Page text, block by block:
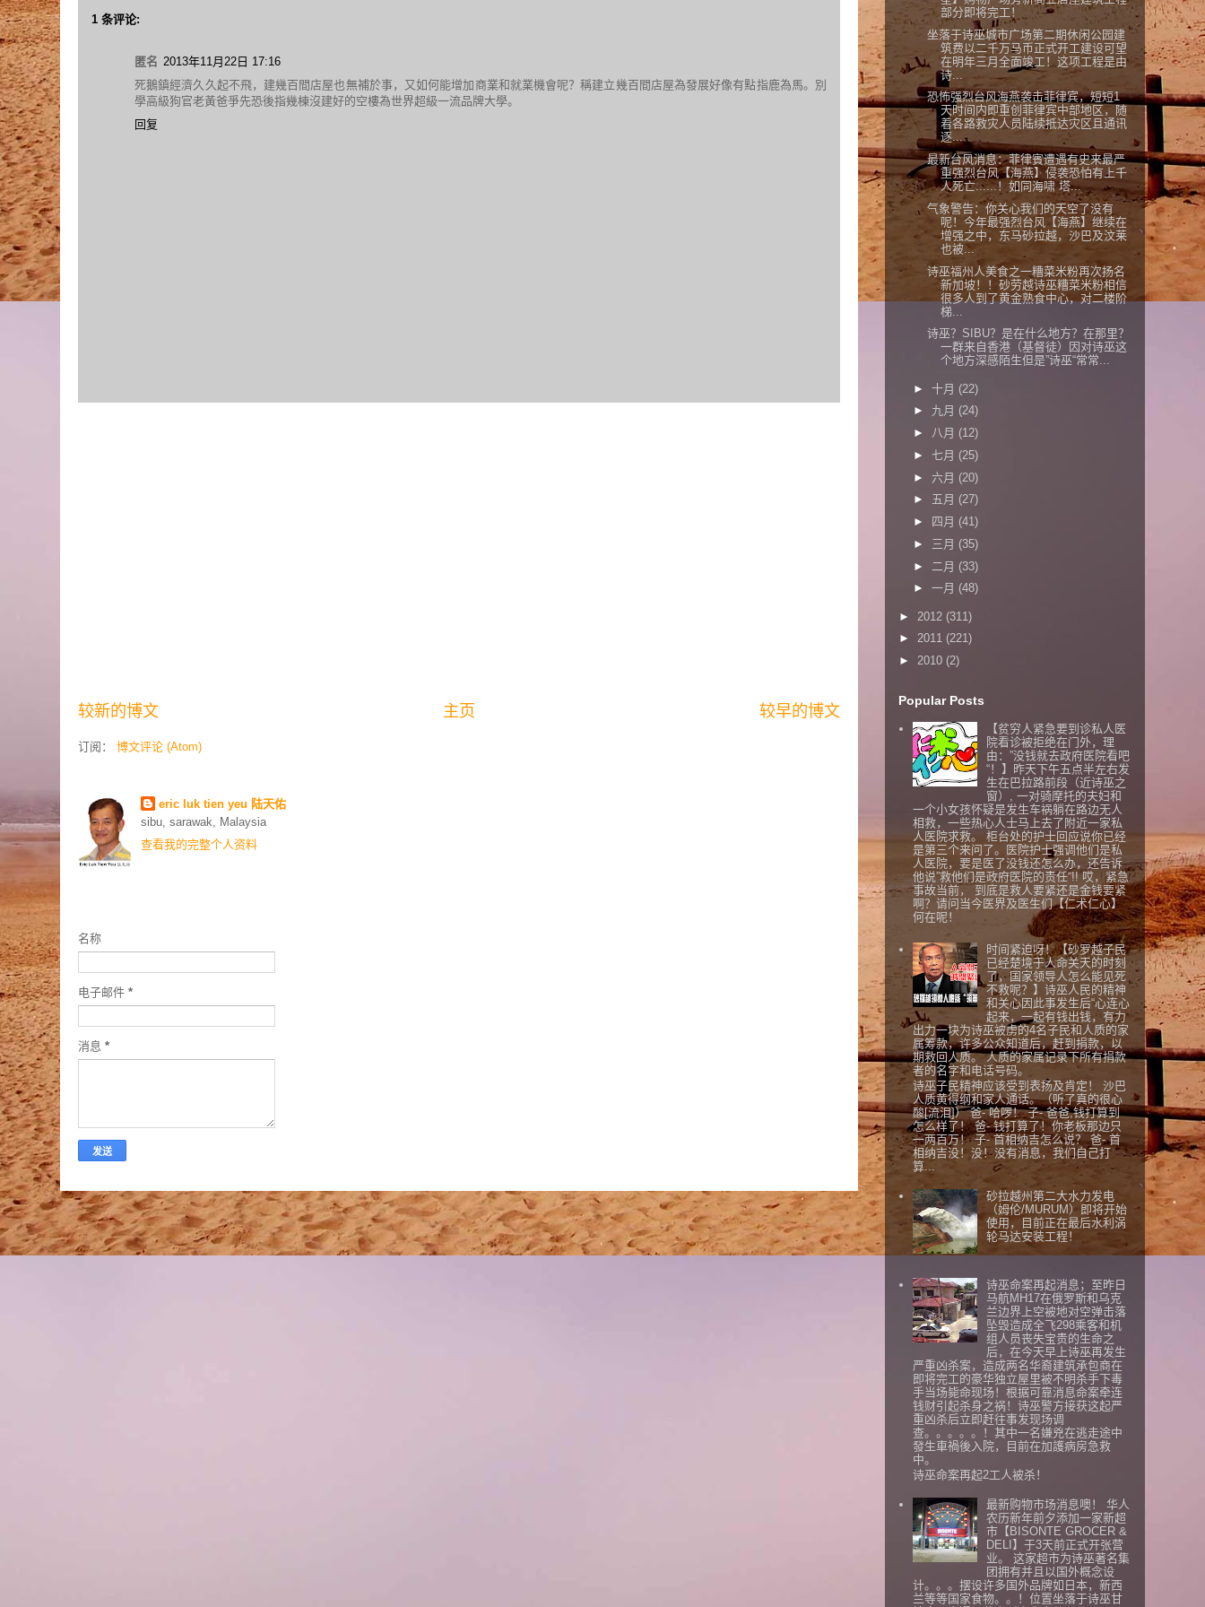
1 条评论:
匿名 2013年11月22日 17:16
死鵝鎮經濟久久起不飛，建幾百間店屋也無補於事，又如何能增加商業和就業機會呢？稱建立幾百間店屋為發展好像有點指鹿為馬。別
學高級狗官老黃爸爭先恐後指幾棟沒建好的空樓為世界超級一流品牌大學。
回复
较新的博文 较早的博文
主页
订阅： 博文评论 (Atom)
eric luk tien yeu 陆天佑
sibu, sarawak, Malaysia
查看我的完整个人资料
名称
电子邮件 *
消息 *
部分即将完工！
坐落于诗巫城市广场第二期休闲公园建
筑费以二千万马币正式开工建设可望
在明年三月全面竣工！这项工程是由
诗...
恐怖强烈台风海燕袭击菲律宾，短短1
天时间内即重创菲律宾中部地区，随
着各路救灾人员陆续抵达灾区且通讯
逐...
最新台风消息：菲律賓遭遇有史来最严
重强烈台风【海燕】侵袭恐怕有上千
人死亡......！如同海啸 塔...
气象警告：你关心我们的天空了没有
呢！今年最强烈台风【海燕】继续在
增强之中，东马砂拉越，沙巴及汶莱
也被...
诗巫福州人美食之一糟菜米粉再次扬名
新加坡！！砂劳越诗巫糟菜米粉相信
很多人到了黄金熟食中心，对二楼阶
梯...
诗巫？SIBU？是在什么地方？在那里？
一群来自香港（基督徒）因对诗巫这
个地方深感陌生但是”诗巫“常常...
► 十月 (22)
► 九月 (24)
► 八月 (12)
► 七月 (25)
► 六月 (20)
► 五月 (27)
►
四月 (41)
► 三月 (35)
►
二月 (33)
► 一月 (48)
► 2012 (311)
► 2011 (221)
► 2010 (2)
Popular Posts
【贫穷人紧急要到诊私人医
院看诊被拒绝在门外，理
由：”没钱就去政府医院看吧
“！】昨天下午五点半左右发
生在巴拉路前段（近诗巫之
窗）, 一对骑摩托的夫妇和
一个小女孩怀疑是发生车祸躺在路边无人
相救，一些热心人士马上去了附近一家私
人医院求救。 柜台处的护士回应说你已经
是第三个来问了。医院护士强调他们是私
人医院，要是医了没钱还怎么办，还告诉
他说”救他们是政府医院的责任“!! 哎，紧急
事故当前， 到底是救人要紧还是金钱要紧
啊？请问当今医界及医生们【仁术仁心】
何在呢！
时间紧迫呀！【砂罗越子民
已经楚境于人命关天的时刻
了，国家领导人怎么能见死
不救呢？】诗巫人民的精神
和关心因此事发生后“心连心
起来，一起有钱出钱，有力
出力一块为诗巫被虏的4名子民和人质的家
属筹款，许多公众知道后，赶到捐款，以
期救回人质。 人质的家属记录下所有捐款
者的名字和电话号码。
诗巫子民精神应该受到表扬及肯定！ 沙巴
人质黄得纲和家人通话。（听了真的很心
酸[流泪]） 爸- 哈啰！ 子- 爸爸,钱打算到
怎么样了！ 爸- 钱打算了！你老板那边只
一两百万！ 子- 首相纳吉怎么说？ 爸- 首
相纳吉没！没！没有消息，我们自己打
算...
砂拉越州第二大水力发电
（姆伦/MURUM）即将开始
使用，目前正在最后水利涡
轮马达安装工程！
诗巫命案再起消息；至昨日
马航MH17在俄罗斯和乌克
兰边界上空被地对空弹击落
坠毁造成全飞298乘客和机
组人员丧失宝贵的生命之
后，在今天早上诗巫再发生
严重凶杀案，造成两名华裔建筑承包商在
即将完工的豪华独立屋里被不明杀手下毒
手当场毙命现场！根据可靠消息命案牵连
钱财引起杀身之祸！诗巫警方接获这起严
重凶杀后立即赶往事发现场调
查。。。。。！其中一名嫌兇在逃走途中
發生車禍後入院，目前在加護病房急救
中。
诗巫命案再起2工人被杀！
最新购物市场消息噢！ 华人
农历新年前夕添加一家新超
市【BISONTE GROCER &
DELI】于3天前正式开张营
业。 这家超市为诗巫著名集
团拥有并且以国外概念设
计。。。摆设许多国外品牌如日本，新西
兰等等国家食物。。！位置坐落于诗巫甘